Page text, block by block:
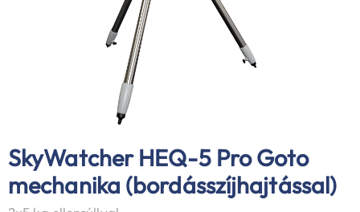
SkyWatcher HEQ-5 Pro Goto
mechanika (bordásszíjhajtással)